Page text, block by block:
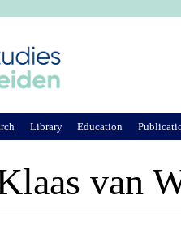
van
Library Education